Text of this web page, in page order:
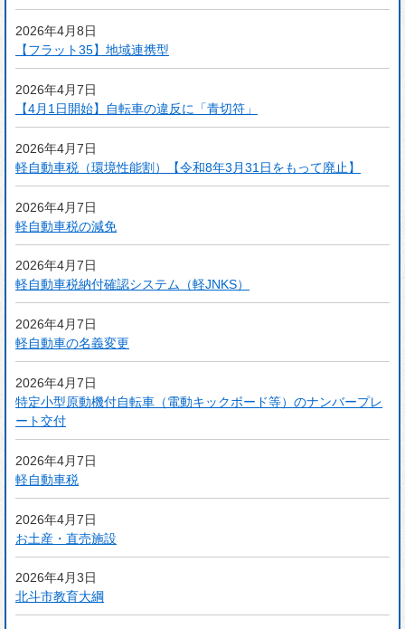
2026年4月8日
【フラット35】地域連携型
2026年4月7日
【4月1日開始】自転車の違反に「青切符」
2026年4月7日
軽自動車税（環境性能割）【令和8年3月31日をもって廃止】
2026年4月7日
軽自動車税の減免
2026年4月7日
軽自動車税納付確認システム（軽JNKS）
2026年4月7日
軽自動車の名義変更
2026年4月7日
特定小型原動機付自転車（電動キックボード等）のナンバープレ
ート交付
2026年4月7日
軽自動車税
2026年4月7日
お土産・直売施設
2026年4月3日
北斗市教育大綱